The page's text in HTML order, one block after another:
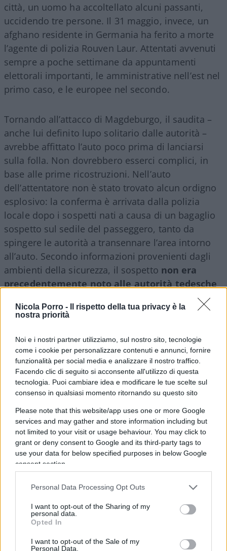
Nicola Porro -
Il rispetto della tua privacy è la
nostra priorità
Noi e i nostri partner utilizziamo, sul nostro sito, tecnologie
come i cookie per personalizzare contenuti e annunci, fornire
funzionalità per social media e analizzare il nostro traffico.
Facendo clic di seguito si acconsente all'utilizzo di questa
tecnologia. Puoi cambiare idea e modificare le tue scelte sul
consenso in qualsiasi momento ritornando su questo sito
Please note that this website/app uses one or more Google
services and may gather and store information including but
not limited to your visit or usage behaviour. You may click to
grant or deny consent to Google and its third-party tags to
use your data for below specified purposes in below Google
consent section.
Personal Data Processing Opt Outs
I want to opt-out of the Sharing of my
personal data.
Opted In
I want to opt-out of the Sale of my
Personal Data.
città, un uomo ha accoltellato alcuni passanti,
uccidendo tre persone. Il 31 maggio, invece, un
afghano residente in Germania ha ferito a morte
l’agente di polizia Rouven Laur. Attentati avvenuti
sempre a poche settimane da appuntamenti
elettorali importanti, le amministrative nell’est nel
primo caso, e le europee nel secondo.
Tornando all’attacco di Magdeburgo, il saudita –
anche lui definito lupo solitario dalle autorità –
avrebbe affittato l’auto poco prima di lanciarsi
sulla folla. Non dovrebbero esserci complici, in
base alle prime ricostruzioni. Nell’auto
dell’attentatore non è stato trovato alcun ordigno
esplosivo: la conferma è arrivata dalla polizia
locale dopo i sospetti nati a causa di un bagaglio
sospetto sul sedile del passeggero, tanto da
spingere le autorità a transennare l’area intorno
all’auto. Secondo informazioni provenienti dagli
ambienti della sicurezza, il sospetto non era
precedentemente noto alle autorità tedesche
. In un video pescato sui social,
l’attentatore accusava la Germania di “caccia ai
complottiste contro il governo di Berlino, che a
suo avviso starebbe conducendo una “operazione
segreta” per dare la caccia e “distruggere le vite”
degli ex-musulmani sauditi in tutto il mondo,
mentre allo stesso tempo ai jihadisti siriani viene
concesso asilo in Germania”.
In attesa degli sviluppi delle indagini delle autorità
tedesche, è impossibile non tornare a pensare al
politiche di integrazioni fallimentari sia in
Germania che nel resto dell’Europa, come
testimoniato quotidianamente sulle pagine di
criticità di diversa natura, ma spesso riconducibili